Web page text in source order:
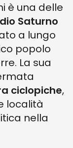
è una delle
dio Saturno
a lungo
popolo
La sua
ciclopiche,
località
nella